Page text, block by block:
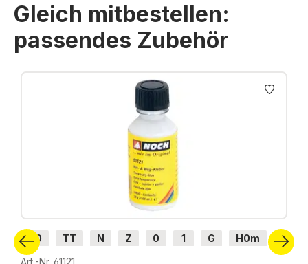
Gleich mitbestellen:
passendes Zubehör
Produktgalerie überspringen
H0 TT N Z 0 1 G
H0m
H0e
Art.-Nr. 61121